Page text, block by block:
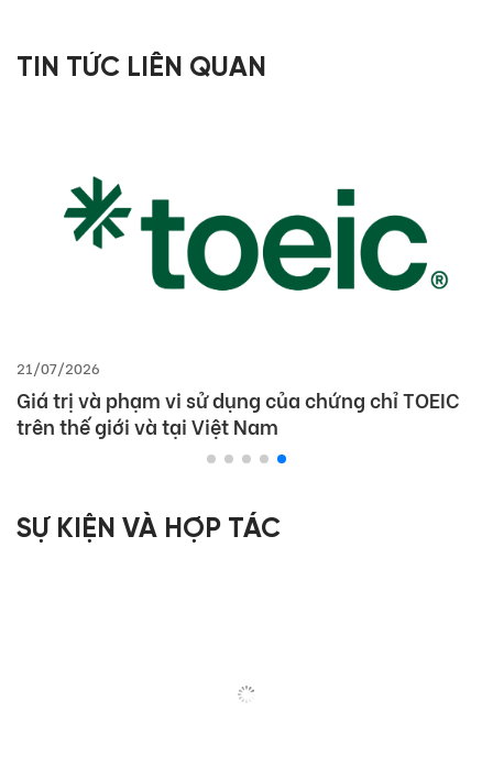
TIN TỨC LIÊN QUAN
21/07/2026
Giá trị và phạm vi sử dụng của chứng chỉ TOEIC
trên thế giới và tại Việt Nam
SỰ KIỆN VÀ HỢP TÁC